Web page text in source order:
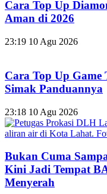
Cara Top Up
Aman di 2026
23:19 10 Agu 2026
Cara Top Up Game
Simak Panduannya
23:18 10 Agu 2026
Bukan Cuma
Kini Jadi Tempat
Menyerah